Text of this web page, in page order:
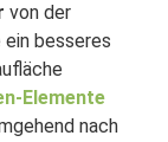
von der
besseres
Elemente
nach